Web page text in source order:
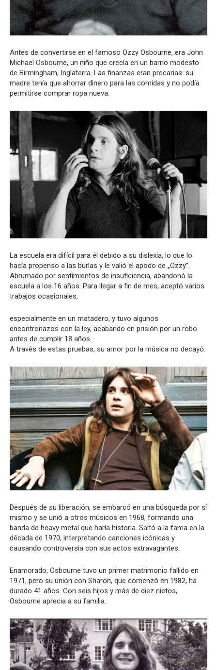
Antes de convertirse en el famoso Ozzy Osbourne, era John
Michael Osbourne, un niño que crecía en un barrio modesto
de Birmingham, Inglaterra. Las finanzas eran precarias: su
madre tenía que ahorrar dinero para las comidas y no podía
permitirse comprar ropa nueva.
La escuela era difícil para él debido a su dislexia, lo que lo
hacía propenso a las burlas y le valió el apodo de „Ozzy”.
Abrumado por sentimientos de insuficiencia, abandonó la
escuela a los 16 años. Para llegar a fin de mes, aceptó varios
trabajos ocasionales,
especialmente en un matadero, y tuvo algunos
encontronazos con la ley, acabando en prisión por un robo
antes de cumplir 18 años.
A través de estas pruebas, su amor por la música no decayó.
Después de su liberación, se embarcó en una búsqueda por sí
mismo y se unió a otros músicos en 1968, formando una
banda de heavy metal que haría historia. Saltó a la fama en la
década de 1970, interpretando canciones icónicas y
causando controversia con sus actos extravagantes.
Enamorado, Osbourne tuvo un primer matrimonio fallido en
1971, pero su unión con Sharon, que comenzó en 1982, ha
durado 41 años. Con seis hijos y más de diez nietos,
Osbourne aprecia a su familia.